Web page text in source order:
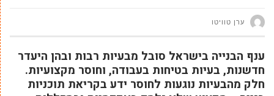
ערן טוויטו
ענף הבנייה בישראל סובל מבעיות רבות ובהן היעדר
חדשנות, בעיות בטיחות בעבודה, וחוסר מקצועיות.
חלק מהבעיות נוגעות לחוסר ידע בקריאת תוכניות